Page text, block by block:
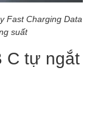
Fast Charging Data
suất
C tự ngắt